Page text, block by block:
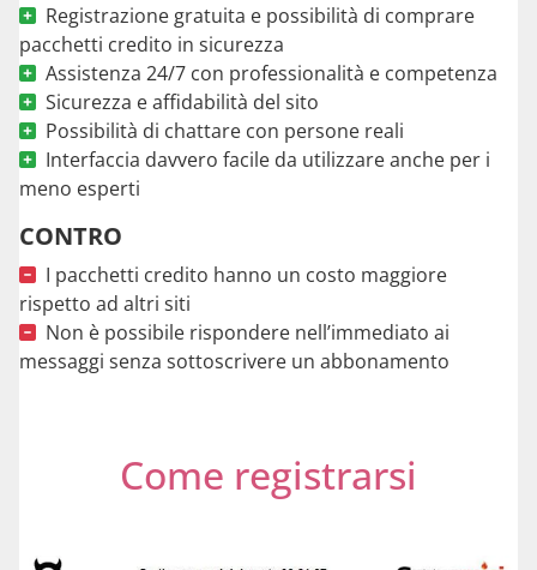
Registrazione gratuita e possibilità di comprare
pacchetti credito in sicurezza
Assistenza 24/7 con professionalità e competenza
Sicurezza e affidabilità del sito
Possibilità di chattare con persone reali
Interfaccia davvero facile da utilizzare anche per i
meno esperti
CONTRO
I pacchetti credito hanno un costo maggiore
rispetto ad altri siti
Non è possibile rispondere nell’immediato ai
messaggi senza sottoscrivere un abbonamento
Come registrarsi